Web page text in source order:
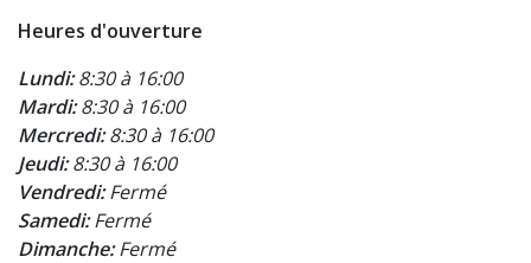
Heures d'ouverture
Lundi:8:30 à 16:00
Mardi:8:30 à 16:00
Mercredi:8:30 à 16:00
Jeudi:8:30 à 16:00
Vendredi:Fermé
Samedi:Fermé
Dimanche:Fermé